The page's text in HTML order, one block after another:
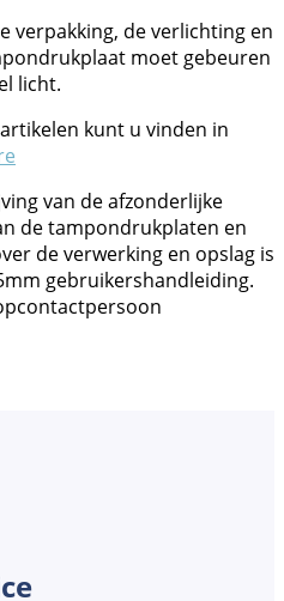
verpakking, de verlichting en
moet gebeuren
licht.
kunt u vinden in
van de afzonderlijke
de tampondrukplaten en
de verwerking en opslag is
gebruikershandleiding.